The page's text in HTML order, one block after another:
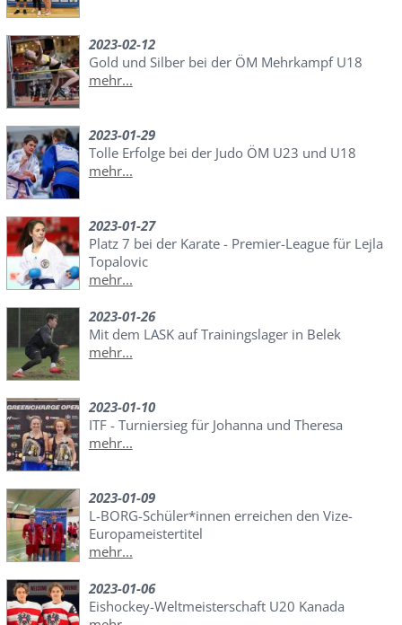
2023-02-12
Gold und Silber bei der ÖM Mehrkampf U18
mehr...
2023-01-29
Tolle Erfolge bei der Judo ÖM U23 und U18
mehr...
2023-01-27
Platz 7 bei der Karate - Premier-League für Lejla
Topalovic
mehr...
2023-01-26
Mit dem LASK auf Trainingslager in Belek
mehr...
2023-01-10
ITF - Turniersieg für Johanna und Theresa
mehr...
2023-01-09
L-BORG-Schüler*innen erreichen den Vize-
Europameistertitel
mehr...
2023-01-06
Eishockey-Weltmeisterschaft U20 Kanada